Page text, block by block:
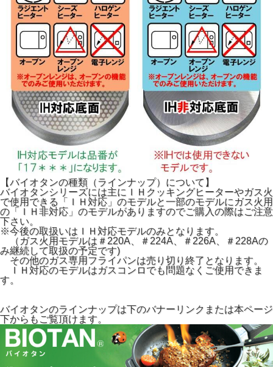
【バイオタンの種類（ラインナップ）について】
バイオタンシリーズには主にＩＨクッキングヒーターやガス火
で使用できる「ＩＨ対応」のモデルと一部のモデルにガス火用
の「ＩＨ非対応」のモデルがありますのでご購入の際はご注意
下さい。
※今後の取扱いはＩＨ対応モデルのみとなります。
（ガス火用モデルは＃220A、＃224A、＃226A、＃228Aの
み継続して取扱の予定です)
その他のガス専用フライパンは売り切り終了となります。
ＩＨ対応のモデルはガスコンロでも問題なくご使用できま
す。
バイオタンのラインナップは下のバナーリンクまたは本ページ
下からもご覧頂けます。